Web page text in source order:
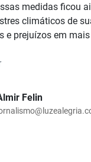
medidas ficou
climáticos de
e prejuízos em
Felin